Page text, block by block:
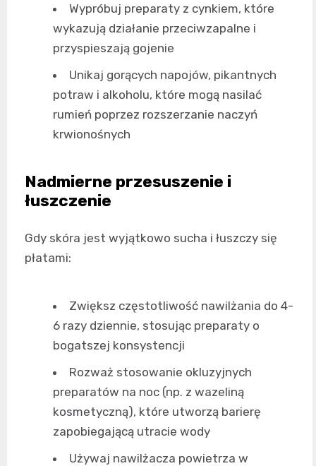
Wypróbuj preparaty z cynkiem, które
wykazują działanie przeciwzapalne i
przyspieszają gojenie
Unikaj gorących napojów, pikantnych
potraw i alkoholu, które mogą nasilać
rumień poprzez rozszerzanie naczyń
krwionośnych
Nadmierne przesuszenie i
łuszczenie
Gdy skóra jest wyjątkowo sucha i łuszczy się
płatami:
Zwiększ częstotliwość nawilżania do 4-
6 razy dziennie, stosując preparaty o
bogatszej konsystencji
Rozważ stosowanie okluzyjnych
preparatów na noc (np. z wazeliną
kosmetyczną), które utworzą barierę
zapobiegającą utracie wody
Używaj nawilżacza powietrza w